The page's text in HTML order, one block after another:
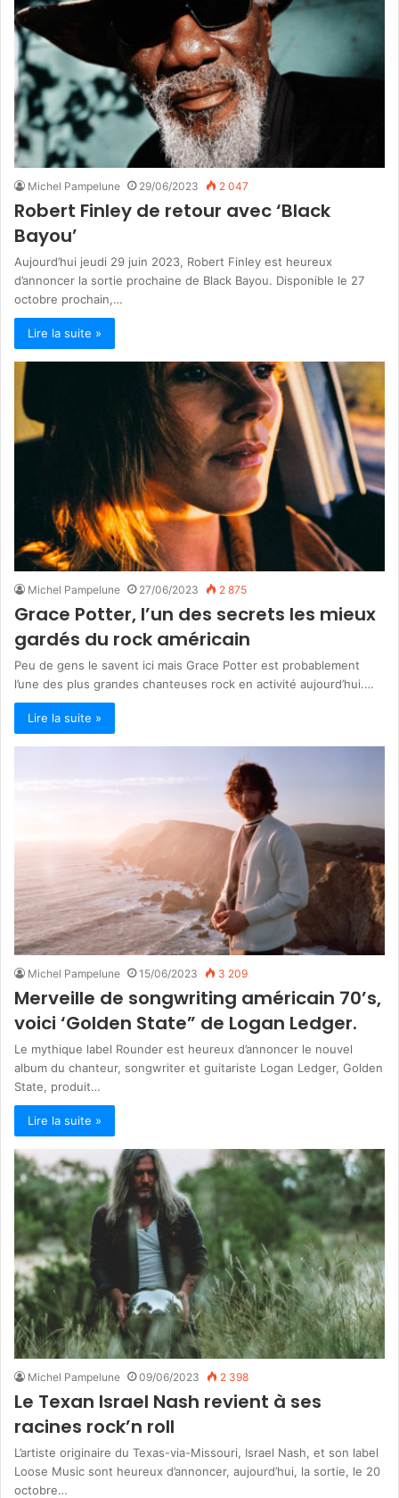
Michel Pampelune 29/06/2023 2 047
Robert Finley de retour avec ‘Black
Bayou’
Aujourd’hui jeudi 29 juin 2023, Robert Finley est heureux
d’annoncer la sortie prochaine de Black Bayou. Disponible le 27
octobre prochain,…
Lire la suite »
Michel Pampelune 27/06/2023 2 875
Grace Potter, l’un des secrets les mieux
gardés du rock américain
Peu de gens le savent ici mais Grace Potter est probablement
l’une des plus grandes chanteuses rock en activité aujourd’hui.…
Lire la suite »
Michel Pampelune 15/06/2023 3 209
Merveille de songwriting américain 70’s,
voici ‘Golden State” de Logan Ledger.
Le mythique label Rounder est heureux d’annoncer le nouvel
album du chanteur, songwriter et guitariste Logan Ledger, Golden
State, produit…
Lire la suite »
Michel Pampelune 09/06/2023 2 398
Le Texan Israel Nash revient à ses
racines rock’n roll
L’artiste originaire du Texas-via-Missouri, Israel Nash, et son label
Loose Music sont heureux d’annoncer, aujourd’hui, la sortie, le 20
octobre…